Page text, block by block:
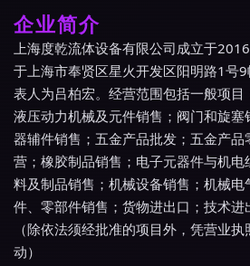
企业简介
上海度乾流体设备有限公司成立于
于上海市奉贤区星火开发区阳明路1号
表人为吕柏宏。经营范围包括一般项目
液压动力机械及元件销售；阀门和旋
器辅件销售；五金产品批发；五金产
营；橡胶制品销售；电子元器件与机
料及制品销售；机械设备销售；机械电
件、零部件销售；货物进出口；技术进
（除依法须经批准的项目外，凭营业
动）